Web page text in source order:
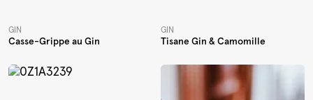
GIN
Casse-Grippe au Gin
GIN
Tisane Gin & Camomille